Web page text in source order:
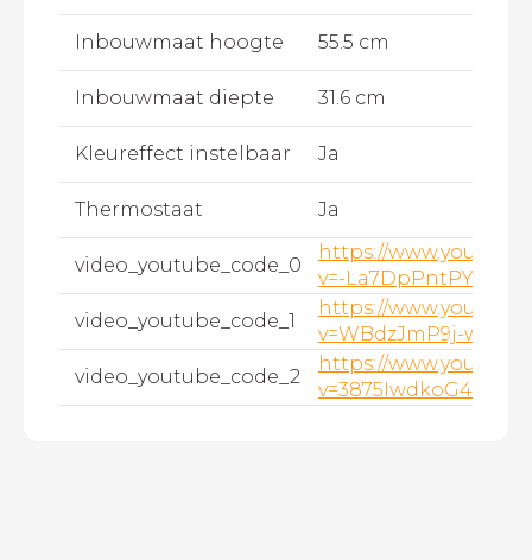
Inbouwmaat hoogte 55.5 cm
Inbouwmaat diepte 31.6 cm
Kleureffect instelbaar Ja
Thermostaat Ja
video_youtube_code_0
https://
v=-La7DpPntPY
video_youtube_code_1
https://
v=WBdzJmP9j-w
video_youtube_code_2
https://
v=3875IwdkoG4